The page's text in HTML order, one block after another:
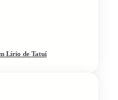
Lírio de Tatuí